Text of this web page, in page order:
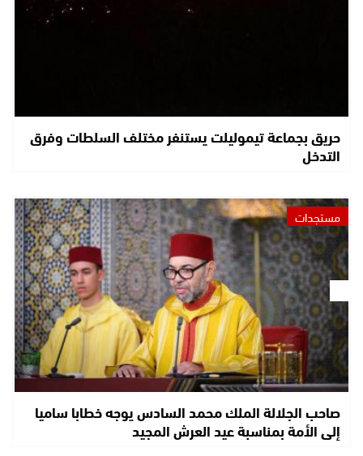
حريق بجماعة تيموليلت يستنفر مختلف السلطات وفرق
التدخل
مستجدات
صاحب الجلالة الملك محمد السادس يوجه خطابا ساميا
إلى الأمة بمناسبة عيد العرش المجيد